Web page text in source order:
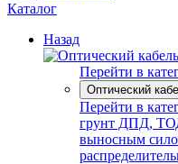
Каталог
Назад
Перейти в
Оптический
Перейти в
грунт ДПД,
выносным